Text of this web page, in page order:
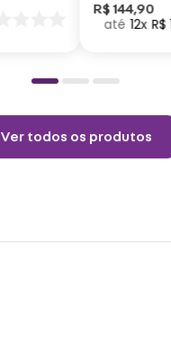
R$ 144,90
12 R$
Ver todos os produtos